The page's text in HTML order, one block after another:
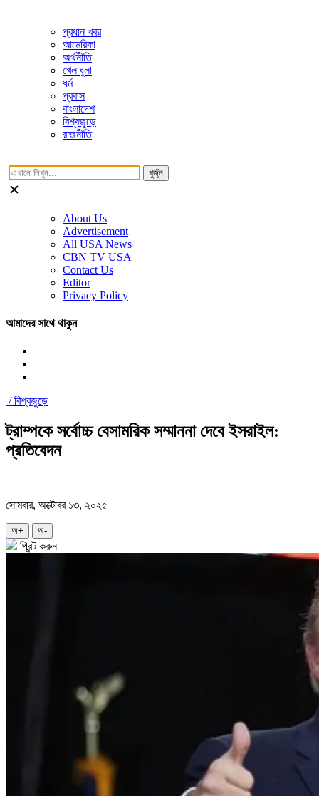
প্রধান খবর
আমেরিকা
অর্থনীতি
খেলাধুলা
ধর্ম
প্রবাস
বাংলাদেশ
বিশ্বজুড়ে
রাজনীতি
খুজুঁন
About Us
Advertisement
All USA News
CBN TV USA
Contact Us
Editor
Privacy Policy
আমাদের সাথে থাকুন
/বিশ্বজুড়ে
ট্রাম্পকে সর্বোচ্চ বেসামরিক সম্মাননা দেবে ইসরাইল:
প্রতিবেদন
সোমবার, অক্টোবর ১৩, ২০২৫
অ+ অ-
প্রিন্ট করুন